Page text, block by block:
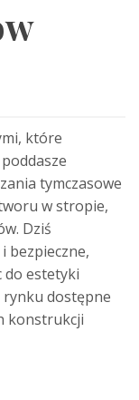
które
tymczasowe
w stropie,
Dziś
bezpieczne,
do estetyki
dostępne
konstrukcji